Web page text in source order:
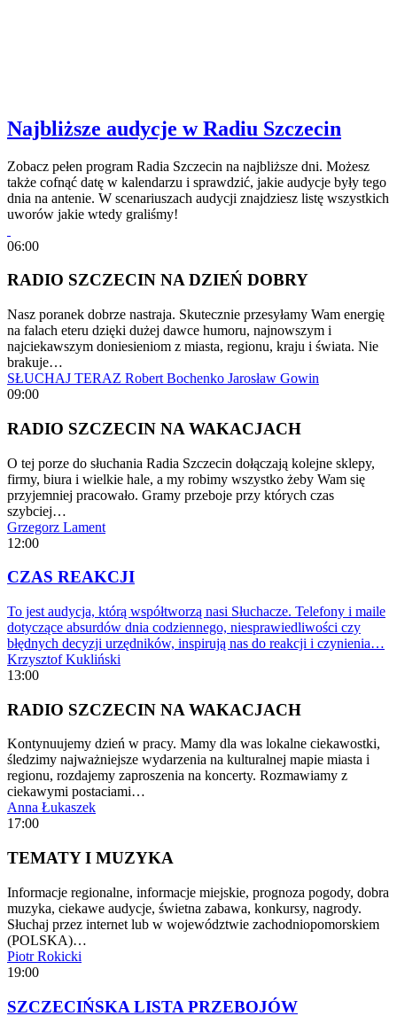
Najbliższe audycje w Radiu Szczecin
Zobacz pełen program Radia Szczecin na najbliższe dni. Możesz
także cofnąć datę w kalendarzu i sprawdzić, jakie audycje były tego
dnia na antenie. W scenariuszach audycji znajdziesz listę wszystkich
uworów jakie wtedy graliśmy!
06:00
RADIO SZCZECIN NA DZIEŃ DOBRY
Nasz poranek dobrze nastraja. Skutecznie przesyłamy Wam energię
na falach eteru dzięki dużej dawce humoru, najnowszym i
najciekawszym doniesieniom z miasta, regionu, kraju i świata. Nie
brakuje…
SŁUCHAJ TERAZ Robert Bochenko Jarosław Gowin
09:00
RADIO SZCZECIN NA WAKACJACH
O tej porze do słuchania Radia Szczecin dołączają kolejne sklepy,
firmy, biura i wielkie hale, a my robimy wszystko żeby Wam się
przyjemniej pracowało. Gramy przeboje przy których czas
szybciej…
Grzegorz Lament
12:00
CZAS REAKCJI
To jest audycja, którą współtworzą nasi Słuchacze. Telefony i maile
dotyczące absurdów dnia codziennego, niesprawiedliwości czy
błędnych decyzji urzędników, inspirują nas do reakcji i czynienia…
Krzysztof Kukliński
13:00
RADIO SZCZECIN NA WAKACJACH
Kontynuujemy dzień w pracy. Mamy dla was lokalne ciekawostki,
śledzimy najważniejsze wydarzenia na kulturalnej mapie miasta i
regionu, rozdajemy zaproszenia na koncerty. Rozmawiamy z
ciekawymi postaciami…
Anna Łukaszek
17:00
TEMATY I MUZYKA
Informacje regionalne, informacje miejskie, prognoza pogody, dobra
muzyka, ciekawe audycje, świetna zabawa, konkursy, nagrody.
Słuchaj przez internet lub w województwie zachodniopomorskiem
(POLSKA)…
Piotr Rokicki
19:00
SZCZECIŃSKA LISTA PRZEBOJÓW